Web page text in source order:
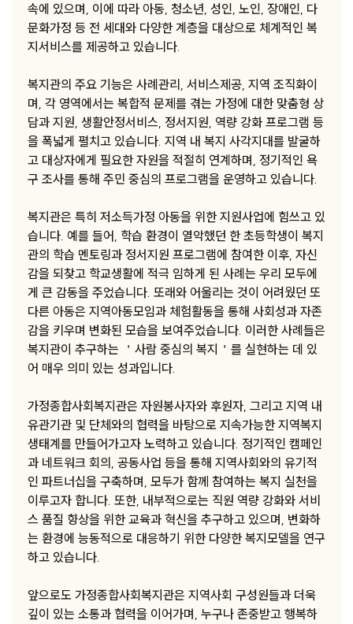
속에 있으며, 이에 따라 아동, 청소년, 성인, 노인, 장애인, 다
문화가정 등 전 세대와 다양한 계층을 대상으로 체계적인 복
지서비스를 제공하고 있습니다.
복지관의 주요 기능은 사례관리, 서비스제공, 지역 조직화이
며, 각 영역에서는 복합적 문제를 겪는 가정에 대한 맞춤형 상
담과 지원, 생활안정서비스, 정서지원, 역량 강화 프로그램 등
을 폭넓게 펼치고 있습니다. 지역 내 복지 사각지대를 발굴하
고 대상자에게 필요한 자원을 적절히 연계하며, 정기적인 욕
구 조사를 통해 주민 중심의 프로그램을 운영하고 있습니다.
복지관은 특히 저소득가정 아동을 위한 지원사업에 힘쓰고 있
습니다. 예를 들어, 학습 환경이 열악했던 한 초등학생이 복지
관의 학습 멘토링과 정서지원 프로그램에 참여한 이후, 자신
감을 되찾고 학교생활에 적극 임하게 된 사례는 우리 모두에
게 큰 감동을 주었습니다. 또래와 어울리는 것이 어려웠던 또
다른 아동은 지역아동모임과 체험활동을 통해 사회성과 자존
감을 키우며 변화된 모습을 보여주었습니다. 이러한 사례들은
복지관이 추구하는 ＇사람 중심의 복지＇를 실현하는 데 있
어 매우 의미 있는 성과입니다.
가정종합사회복지관은 자원봉사자와 후원자, 그리고 지역 내
유관기관 및 단체와의 협력을 바탕으로 지속가능한 지역복지
생태계를 만들어가고자 노력하고 있습니다. 정기적인 캠페인
과 네트워크 회의, 공동사업 등을 통해 지역사회와의 유기적
인 파트너십을 구축하며, 모두가 함께 참여하는 복지 실천을
이루고자 합니다. 또한, 내부적으로는 직원 역량 강화와 서비
스 품질 향상을 위한 교육과 혁신을 추구하고 있으며, 변화하
는 환경에 능동적으로 대응하기 위한 다양한 복지모델을 연구
하고 있습니다.
앞으로도 가정종합사회복지관은 지역사회 구성원들과 더욱
깊이 있는 소통과 협력을 이어가며, 누구나 존중받고 행복하